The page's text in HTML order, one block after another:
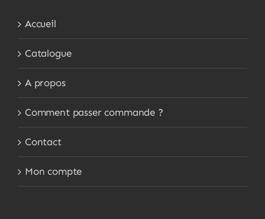
Accueil
Catalogue
A propos
Comment passer commande ?
Contact
Mon compte